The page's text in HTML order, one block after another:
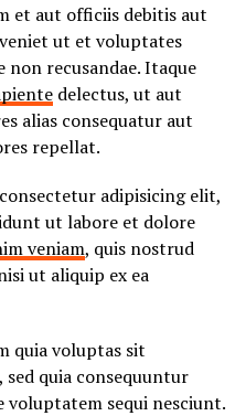
et aut officiis debitis aut
ut et voluptates
recusandae. Itaque
delectus, ut aut
alias consequatur aut
repellat.
adipisicing elit,
ut labore et dolore
veniam, quis nostrud
ut aliquip ex ea
quia voluptas sit
quia consequuntur
voluptatem sequi nesciunt.